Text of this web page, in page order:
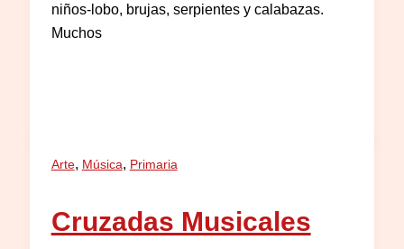
niños-lobo, brujas, serpientes y calabazas.
Muchos
Arte, Música, Primaria
Cruzadas Musicales